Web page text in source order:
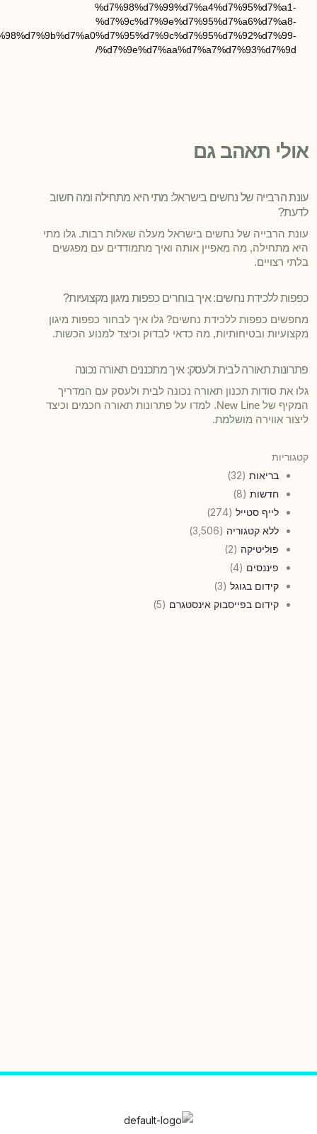
תאהב גם
הרבייה של נחשים בישראל: מתי היא מתחילה ומה חשוב
הרבייה של נחשים בישראל מעלה שאלות רבות. גלו מתי
מתחילה, מה מאפיין אותה ואיך מתמודדים עם מפגשים
רצויים.
ללכידת נחשים: איך בוחרים כפפות מיגון מקצועיות?
כפפות ללכידת נחשים? גלו איך לבחור כפפות מיגון
ובטיחותיות, מה כדאי לבדוק וכיצד למנוע הכשות.
תאורה לבית ולעסק: איך מתכננים תאורה נכונה
את סודות תכנון תאורה נכונה לבית ולעסק עם המדריך
המקיף של New Line. למדו על פתרונות תאורה חכמים וכיצד
אווירה מושלמת.
בריאות(32)
חדשות(8)
לייף סטייל(274)
ללא קטגוריה(3,506)
פוליטיקה(2)
פיננסים(4)
קידום בגוגל (3)
קידום בפייסבוק אינסטגרם(5)